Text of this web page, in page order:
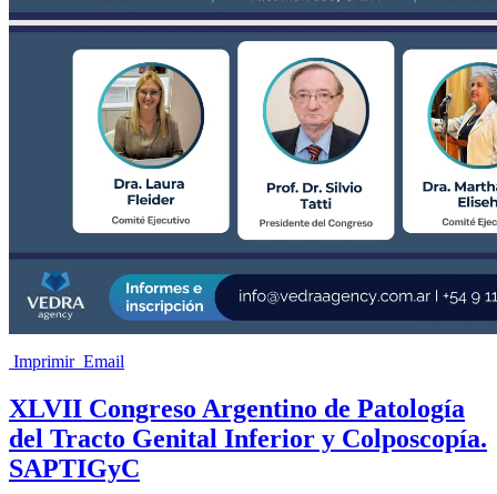
Imprimir Email
XLVII Congreso Argentino de Patología
del Tracto Genital Inferior y Colposcopía.
SAPTIGyC